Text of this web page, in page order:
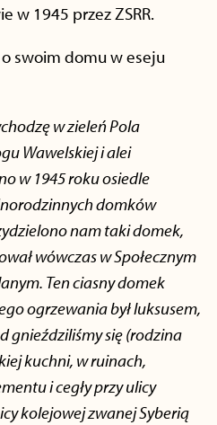
w 1945 przez ZSRR.
swoim domu w eseju
w zieleń Pola
Wawelskiej i alei
w 1945 roku osiedle
domków
nam taki domek,
wówczas w Społecznym
Ten ciasny domek
ogrzewania był luksusem,
gnieździliśmy się (rodzina
kuchni, w ruinach,
i cegły przy ulicy
kolejowej zwanej Syberią